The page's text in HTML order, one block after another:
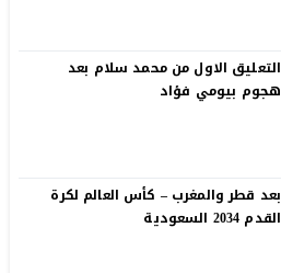
التعليق الاول من محمد سلام بعد
هجوم بيومي فؤاد
بعد قطر والمغرب – كأس العالم لكرة
القدم 2034 السعودية